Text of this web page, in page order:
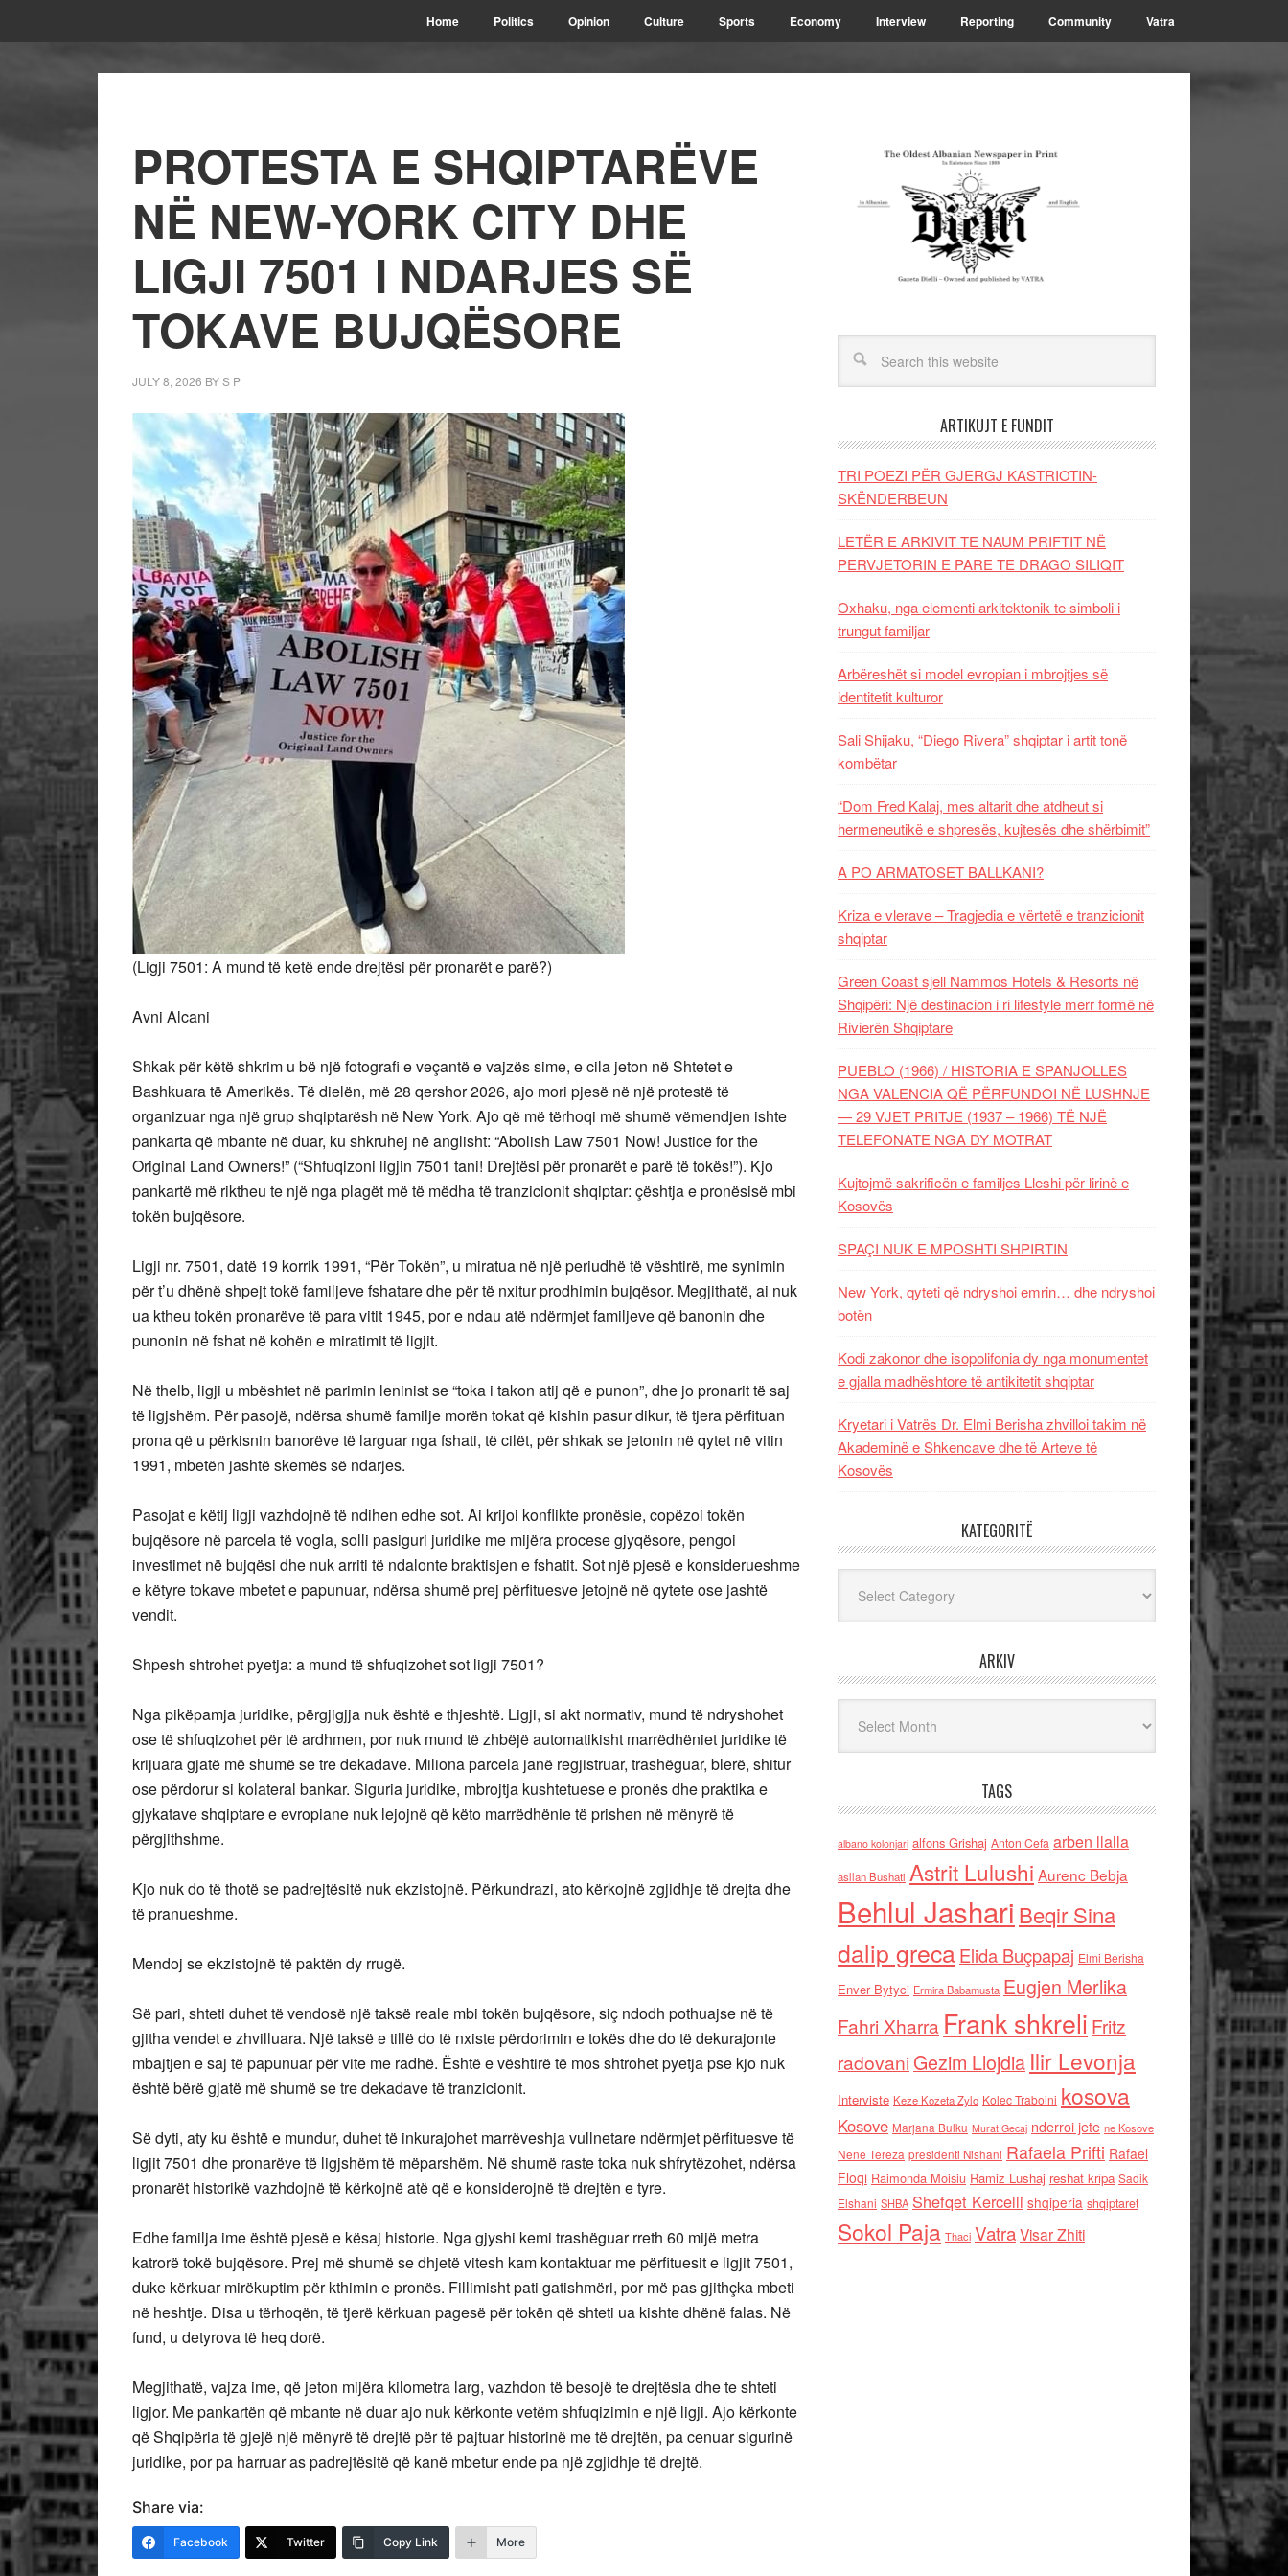
Home Politics Opinion Culture Sports Economy Interview Reporting Community Vatra
PROTESTA E SHQIPTARËVE
NË NEW-YORK CITY DHE
LIGJI 7501 I NDARJES SË
TOKAVE BUJQËSORE
JULY 8, 2026 BYS P
(Ligji 7501: A mund të ketë ende drejtësi për pronarët e parë?)
Avni Alcani
Shkak për këtë shkrim u bë një fotografi e veçantë e vajzës sime, e cila jeton në Shtetet e
Bashkuara të Amerikës. Të dielën, më 28 qershor 2026, ajo mori pjesë në një protestë të
organizuar nga një grup shqiptarësh në New York. Ajo që më tërhoqi më shumë vëmendjen ishte
pankarta që mbante në duar, ku shkruhej në anglisht: “Abolish Law 7501 Now! Justice for the
Original Land Owners!” (“Shfuqizoni ligjin 7501 tani! Drejtësi për pronarët e parë të tokës!”). Kjo
pankartë më riktheu te një nga plagët më të mëdha të tranzicionit shqiptar: çështja e pronësisë mbi
tokën bujqësore.
Ligji nr. 7501, datë 19 korrik 1991, “Për Tokën”, u miratua në një periudhë të vështirë, me synimin
për t’u dhënë shpejt tokë familjeve fshatare dhe për të nxitur prodhimin bujqësor. Megjithatë, ai nuk
ua ktheu tokën pronarëve të para vitit 1945, por e ndau atë ndërmjet familjeve që banonin dhe
punonin në fshat në kohën e miratimit të ligjit.
Në thelb, ligji u mbështet në parimin leninist se “toka i takon atij që e punon”, dhe jo pronarit të saj
të ligjshëm. Për pasojë, ndërsa shumë familje morën tokat që kishin pasur dikur, të tjera përfituan
prona që u përkisnin banorëve të larguar nga fshati, të cilët, për shkak se jetonin në qytet në vitin
1991, mbetën jashtë skemës së ndarjes.
Pasojat e këtij ligji vazhdojnë të ndihen edhe sot. Ai krijoi konflikte pronësie, copëzoi tokën
bujqësore në parcela të vogla, solli pasiguri juridike me mijëra procese gjyqësore, pengoi
investimet në bujqësi dhe nuk arriti të ndalonte braktisjen e fshatit. Sot një pjesë e konsiderueshme
e këtyre tokave mbetet e papunuar, ndërsa shumë prej përfituesve jetojnë në qytete ose jashtë
vendit.
Shpesh shtrohet pyetja: a mund të shfuqizohet sot ligji 7501?
Nga pikëpamja juridike, përgjigjja nuk është e thjeshtë. Ligji, si akt normativ, mund të ndryshohet
ose të shfuqizohet për të ardhmen, por nuk mund të zhbëjë automatikisht marrëdhëniet juridike të
krijuara gjatë më shumë se tre dekadave. Miliona parcela janë regjistruar, trashëguar, blerë, shitur
ose përdorur si kolateral bankar. Siguria juridike, mbrojtja kushtetuese e pronës dhe praktika e
gjykatave shqiptare e evropiane nuk lejojnë që këto marrëdhënie të prishen në mënyrë të
përgjithshme.
Kjo nuk do të thotë se padrejtësitë nuk ekzistojnë. Përkundrazi, ato kërkojnë zgjidhje të drejta dhe
të pranueshme.
Mendoj se ekzistojnë të paktën dy rrugë.
Së pari, shteti duhet të vendosë një taksë reale mbi tokën bujqësore, siç ndodh pothuajse në të
gjitha vendet e zhvilluara. Një taksë e tillë do të nxiste përdorimin e tokës dhe do të dekurajonte
mbajtjen e saj të papunuar për vite me radhë. Është e vështirë të mos shtrohet pyetja pse kjo nuk
është bërë gjatë më shumë se tre dekadave të tranzicionit.
Së dyti, aty ku është e mundur, duhet të inkurajohet marrëveshja vullnetare ndërmjet përfituesve të
ligjit 7501 dhe pronarëve të ligjshëm të mëparshëm. Në shumë raste toka nuk shfrytëzohet, ndërsa
pronarët historikë vazhdojnë të kërkojnë atë që e konsiderojnë të drejtën e tyre.
Edhe familja ime është pjesë e kësaj historie. Nga gjyshi kemi trashëguar rreth 60 mijë metra
katrorë tokë bujqësore. Prej më shumë se dhjetë vitesh kam kontaktuar me përfituesit e ligjit 7501,
duke kërkuar mirëkuptim për kthimin e pronës. Fillimisht pati gatishmëri, por më pas gjithçka mbeti
në heshtje. Disa u tërhoqën, të tjerë kërkuan pagesë për tokën që shteti ua kishte dhënë falas. Në
fund, u detyrova të heq dorë.
Megjithatë, vajza ime, që jeton mijëra kilometra larg, vazhdon të besojë te drejtësia dhe te shteti
ligjor. Me pankartën që mbante në duar ajo nuk kërkonte vetëm shfuqizimin e një ligji. Ajo kërkonte
që Shqipëria të gjejë një mënyrë të drejtë për të pajtuar historinë me të drejtën, pa cenuar sigurinë
juridike, por pa harruar as padrejtësitë që kanë mbetur ende pa një zgjidhje të drejtë.
Share via:
Facebook Twitter Copy Link More
ARTIKUJT E FUNDIT
TRI POEZI PËR GJERGJ KASTRIOTIN-
SKËNDERBEUN
LETËR E ARKIVIT TE NAUM PRIFTIT NË
PERVJETORIN E PARE TE DRAGO SILIQIT
Oxhaku, nga elementi arkitektonik te simboli i
trungut familjar
Arbëreshët si model evropian i mbrojtjes së
identitetit kulturor
Sali Shijaku, “Diego Rivera” shqiptar i artit tonë
kombëtar
“Dom Fred Kalaj, mes altarit dhe atdheut si
hermeneutikë e shpresës, kujtesës dhe shërbimit”
A PO ARMATOSET BALLKANI?
Kriza e vlerave – Tragjedia e vërtetë e tranzicionit
shqiptar
Green Coast sjell Nammos Hotels & Resorts në
Shqipëri: Një destinacion i ri lifestyle merr formë në
Rivierën Shqiptare
PUEBLO (1966) / HISTORIA E SPANJOLLES
NGA VALENCIA QË PËRFUNDOI NË LUSHNJE
— 29 VJET PRITJE (1937 – 1966) TË NJË
TELEFONATE NGA DY MOTRAT
Kujtojmë sakrificën e familjes Lleshi për lirinë e
Kosovës
SPAÇI NUK E MPOSHTI SHPIRTIN
New York, qyteti që ndryshoi emrin… dhe ndryshoi
botën
Kodi zakonor dhe isopolifonia dy nga monumentet
e gjalla madhështore të antikitetit shqiptar
Kryetari i Vatrës Dr. Elmi Berisha zhvilloi takim në
Akademinë e Shkencave dhe të Arteve të
Kosovës
KATEGORITË
ARKIV
TAGS
albano kolonjari alfons Grishaj Anton Cefa arben llalla
asllan Bushati Astrit Lulushi Aurenc Bebja
Behlul Jashari Beqir Sina
dalip grecaElida Buçpapaj Elmi Berisha
Enver Bytyci Ermira Babamusta Eugjen Merlika
Fahri Xharra Frank shkreli Fritz
radovaniGezim Llojdia Ilir Levonja
Interviste Keze Kozeta Zylo Kolec Traboini kosova
Kosove Marjana Bulku Murat Gecaj nderroi jete ne Kosove
Nene Tereza presidenti Nishani Rafaela Prifti Rafael
Floqi Raimonda Moisiu Ramiz Lushaj reshat kripa Sadik
Elshani SHBA Shefqet Kercelli shqiperia shqiptaret
Sokol Paja Thaci VatraVisar Zhiti